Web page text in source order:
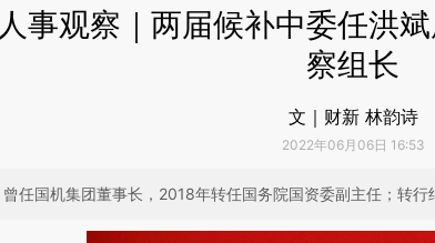
人事观察｜两届候补中委任洪
察组长
文｜财新 林韵诗
2022年06月06日 16:53
曾任国机集团董事长，2018年转任国务院国资委副主任；转